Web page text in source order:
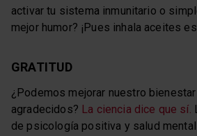
activar tu sistema inmunitario o
mejor humor? ¡Pues inhala aceites
GRATITUD
¿Podemos mejorar nuestro
agradecidos? La ciencia dice que sí.
de psicología positiva y salud